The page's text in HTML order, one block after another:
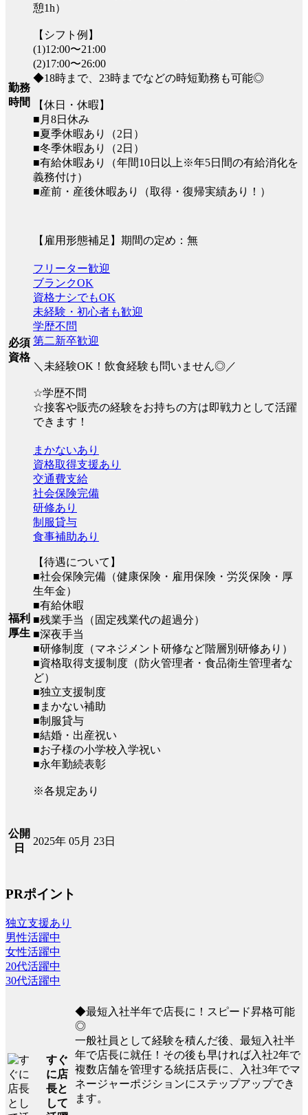
勤務
時間
憩1h）
【シフト例】
(1)12:00〜21:00
(2)17:00〜26:00
◆18時まで、23時までなどの時短勤務も可能◎
【休日・休暇】
■月8日休み
■夏季休暇あり（2日）
■冬季休暇あり（2日）
■有給休暇あり（年間10日以上※年5日間の有給消化を
義務付け）
■産前・産後休暇あり（取得・復帰実績あり！）
【雇用形態補足】期間の定め：無
必須
資格
フリーター歓迎
ブランクOK
資格ナシでもOK
未経験・初心者も歓迎
学歴不問
第二新卒歓迎
＼未経験OK！飲食経験も問いません◎／
☆学歴不問
☆接客や販売の経験をお持ちの方は即戦力として活躍
できます！
福利
厚生
まかないあり
資格取得支援あり
交通費支給
社会保険完備
研修あり
制服貸与
食事補助あり
【待遇について】
■社会保険完備（健康保険・雇用保険・労災保険・厚
生年金）
■有給休暇
■残業手当（固定残業代の超過分）
■深夜手当
■研修制度（マネジメント研修など階層別研修あり）
■資格取得支援制度（防火管理者・食品衛生管理者な
ど）
■独立支援制度
■まかない補助
■制服貸与
■結婚・出産祝い
■お子様の小学校入学祝い
■永年勤続表彰
※各規定あり
公開
日
2025年 05月 23日
PRポイント
独立支援あり
男性活躍中
女性活躍中
20代活躍中
30代活躍中
すぐ
に店
長と
して
◆最短入社半年で店長に！スピード昇格可能
◎
一般社員として経験を積んだ後、最短入社半
年で店長に就任！その後も早ければ入社2年で
複数店舗を管理する統括店長に、入社3年でマ
ネージャーポジションにステップアップでき
ます。